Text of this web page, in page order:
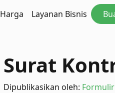
Harga Layanan Bisnis
Surat
Dipublikasikan oleh: